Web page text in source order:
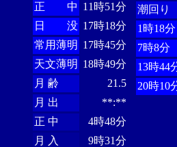
正 中 11時51分
日 没 17時18分
常用薄明 17時45分
天文薄明 18時49分
月 齢
21.5
月 出
**:**
正 中
4時48分
月 入
9時31分
潮回り
1時18分
7時8分
13時44
20時10